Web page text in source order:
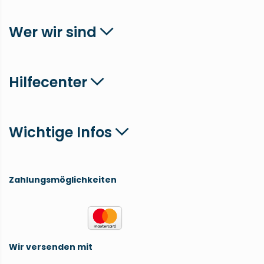
Wer wir sind
Hilfecenter
Wichtige Infos
Zahlungsmöglichkeiten
Wir versenden mit